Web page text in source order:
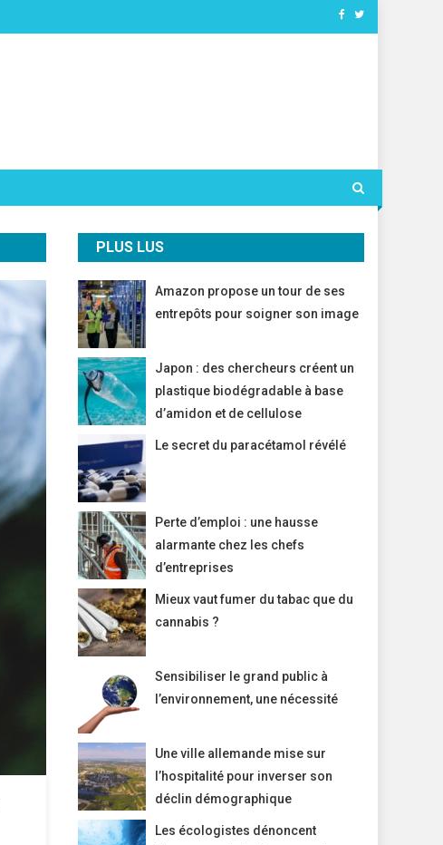
PLUS LUS
Amazon propose un tour de ses
entrepôts pour soigner son image
Japon : des chercheurs créent un
plastique biodégradable à base
d’amidon et de cellulose
Le secret du paracétamol révélé
Perte d’emploi : une hausse
alarmante chez les chefs
d’entreprises
Mieux vaut fumer du tabac que du
cannabis ?
Sensibiliser le grand public à
l’environnement, une nécessité
Une ville allemande mise sur
l’hospitalité pour inverser son
déclin démographique
Les écologistes dénoncent